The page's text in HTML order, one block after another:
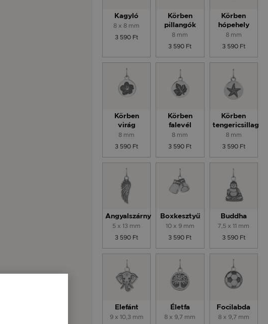
Kagyló
8 x 8 mm
3 590 Ft
Körben
pillangók
8 mm
3 590 Ft
Körben
hópehely
8 mm
3 590 Ft
Körben
virág
8 mm
3 590 Ft
Körben
falevél
8 mm
3 590 Ft
Körben
tengericsillag
8 mm
3 590 Ft
Angyalszárny
5 x 13 mm
3 590 Ft
Boxkesztyű
10 x 9 mm
3 590 Ft
Buddha
7,5 x 11 mm
3 590 Ft
Elefánt
9 x 10,3 mm
Életfa
8 x 9,7 mm
Focilabda
8 x 9,7 mm